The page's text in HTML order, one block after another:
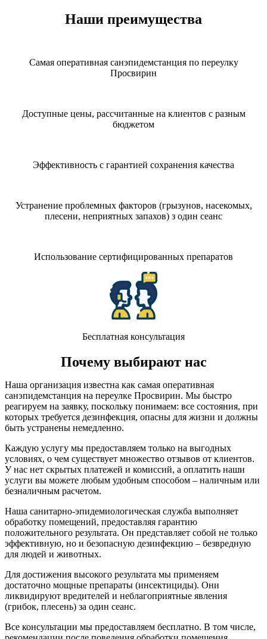
Наши преимущества
Самая оперативная санэпидемстанция по переулку
Просвирин
Доступные цены, рассчитанные на клиентов с разным
бюджетом
Эффективность с гарантией сохранения качества
Устранение проблемных факторов (грызунов, насекомых,
плесени, неприятных запахов) з один сеанс
Использование сертифицированных препаратов
Бесплатная консультация
Почему выбирают нас
Наша организация известна как самая оперативная
санэпидемстанция на переулке Просвирин. Мы быстро
реагируем на заявку, поскольку понимаем: все состояния, при
которых требуется дезинфекция, опасны для жизни и должны
быть устранены немедленно.
Каждую услугу мы предоставляем только на выгодных
условиях, о чем существует множество отзывов от клиентов.
У нас нет скрытых платежей и комиссий, а оплатить наши
услуги вы можете любым удобным способом – наличным или
безналичным расчетом.
Наша санитарно-эпидемиологическая служба выполняет
обработку помещений, предоставляя гарантию
положительного результата. Он представляет собой не только
эффективную, но и безопасную дезинфекцию – безвредную
для людей и животных.
Для достижения высокого результата мы применяем
достаточно мощные препараты (инсектициды). Они
ликвидируют вредителей и неблагоприятные явления
(грибок, плесень) за один сеанс.
Все консультации мы предоставляем бесплатно. В том числе,